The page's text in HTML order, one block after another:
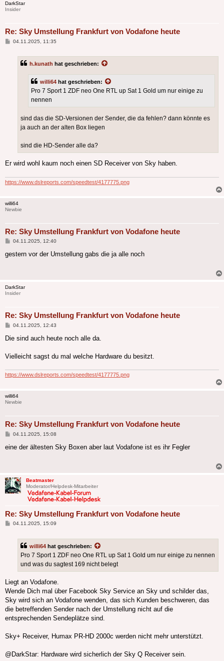
DarkStar
Insider
Re: Sky Umstellung Frankfurt von Vodafone heute
Beitrag
04.11.2025, 11:35
h.kunath hat geschrieben:
willi64 hat geschrieben:
Pro 7 Sport 1 ZDF neo One RTL up Sat 1 Gold um nur einige zu
nennen
sind das die SD-Versionen der Sender, die da fehlen? dann könnte es
ja auch an der alten Box liegen
sind die HD-Sender alle da?
Er wird wohl kaum noch einen SD Receiver von Sky haben.
https://www.dslreports.com/speedtest/4177775.png
willi64
Newbie
Re: Sky Umstellung Frankfurt von Vodafone heute
Beitrag
04.11.2025, 12:40
gestern vor der Umstellung gabs die ja alle noch
DarkStar
Insider
Re: Sky Umstellung Frankfurt von Vodafone heute
Beitrag
04.11.2025, 12:43
Die sind auch heute noch alle da.
Vielleicht sagst du mal welche Hardware du besitzt.
https://www.dslreports.com/speedtest/4177775.png
willi64
Newbie
Re: Sky Umstellung Frankfurt von Vodafone heute
Beitrag
04.11.2025, 15:08
eine der ältesten Sky Boxen aber laut Vodafone ist es ihr Fegler
Beatmaster
Moderator/Helpdesk-Mitarbeiter
Re: Sky Umstellung Frankfurt von Vodafone heute
Beitrag
04.11.2025, 15:09
willi64 hat geschrieben:
Pro 7 Sport 1 ZDF neo One RTL up Sat 1 Gold um nur einige zu nennen
und was du sagtest 169 nicht belegt
Liegt an Vodafone.
Wende Dich mal über Facebook Sky Service an Sky und schilder das,
Sky wird sich an Vodafone wenden, das sich Kunden beschweren, das
die betreffenden Sender nach der Umstellung nicht auf die
entsprechenden Sendeplätze sind.
Sky+ Receiver, Humax PR-HD 2000c werden nicht mehr unterstützt.
@DarkStar: Hardware wird sicherlich der Sky Q Receiver sein.